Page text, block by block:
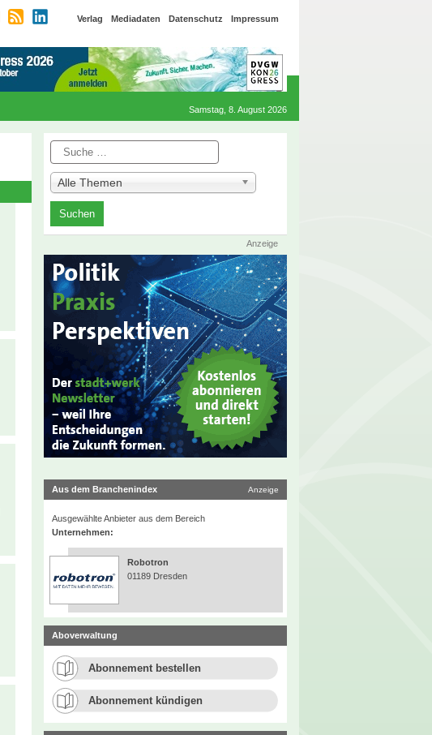
Verlag Mediadaten Datenschutz Impressum
Samstag, 8. August 2026
Suche
Alle Themen
Anzeige
Aus dem Branchenindex Anzeige
Ausgewählte Anbieter aus dem Bereich
Unternehmen:
Robotron
01189 Dresden
Aboverwaltung
Abonnement bestellen
Abonnement kündigen